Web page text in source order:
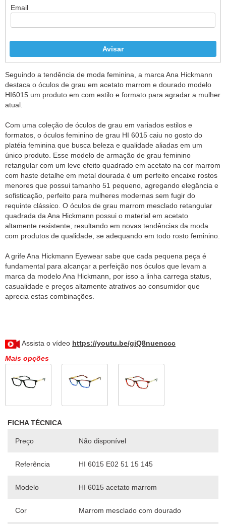
Email
Seguindo a tendência de moda feminina, a marca Ana Hickmann
destaca o óculos de grau em acetato marrom e dourado modelo
HI6015 um produto em com estilo e formato para agradar a mulher
atual.
Com uma coleção de óculos de grau em variados estilos e
formatos, o óculos feminino de grau HI 6015 caiu no gosto do
platéia feminina que busca beleza e qualidade aliadas em um
único produto. Esse modelo de armação de grau feminino
retangular com um leve efeito quadrado em acetato na cor marrom
com haste detalhe em metal dourada é um perfeito encaixe rostos
menores que possui tamanho 51 pequeno, agregando elegância e
sofisticação, perfeito para mulheres modernas sem fugir do
requinte clássico. O óculos de grau marrom mesclado retangular
quadrada da Ana Hickmann possui o material em acetato
altamente resistente, resultando em novas tendências da moda
com produtos de qualidade, se adequando em todo rosto feminino.
A grife Ana Hickmann Eyewear sabe que cada pequena peça é
fundamental para alcançar a perfeição nos óculos que levam a
marca da modelo Ana Hickmann, por isso a linha carrega status,
casualidade e preços altamente atrativos ao consumidor que
aprecia estas combinações.
Assista o vídeo https://youtu.be/gjQ8nuenccc
Mais opções
FICHA TÉCNICA
Preço Não disponível
Referência HI 6015 E02 51 15 145
Modelo HI 6015 acetato marrom
Cor Marrom mesclado com dourado